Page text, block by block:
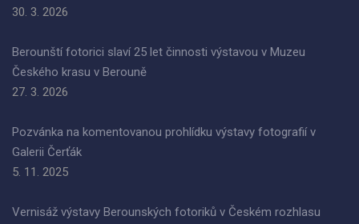
30. 3. 2026
Berounští fotorici slaví 25 let činnosti výstavou v Muzeu
Českého krasu v Berouně
27. 3. 2026
Pozvánka na komentovanou prohlídku výstavy fotografií v
Galerii Čerťák
5. 11. 2025
Vernisáž výstavy Berounských fotoriků v Českém rozhlasu